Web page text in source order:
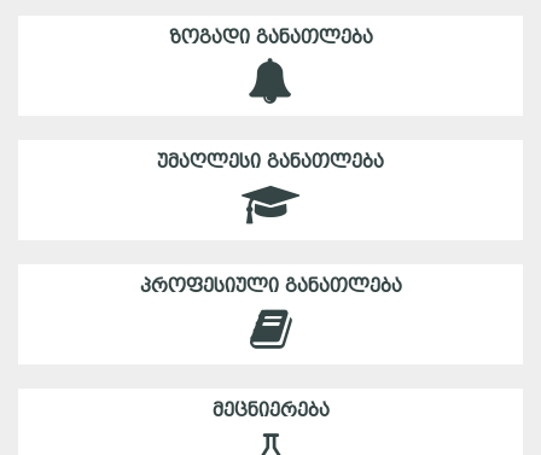
ᲖᲝᲒᲐᲓᲘ ᲒᲐᲜᲐᲗᲚᲔᲑᲐ
ᲣᲛᲐᲦᲚᲔᲡᲘ ᲒᲐᲜᲐᲗᲚᲔᲑᲐ
ᲞᲠᲝᲤᲔᲡᲘᲣᲚᲘ ᲒᲐᲜᲐᲗᲚᲔᲑᲐ
ᲛᲔᲪᲜᲘᲔᲠᲔᲑᲐ